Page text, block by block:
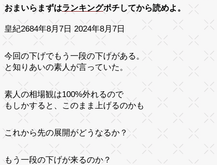
おまいらまずはランキングポチしてから読めよ。
皇紀2684年8月7日 2024年8月7日
今回の下げでもう一段の下げがある。
と知りあいの素人が言っていた。
素人の相場観は100%外れるので
もしかすると、このまま上げるのかも
これから先の展開がどうなるか？
もう一段の下げが来るのか？